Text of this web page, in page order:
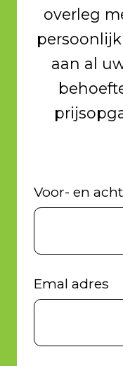
overleg
aan al
Voor- en
Emal adres